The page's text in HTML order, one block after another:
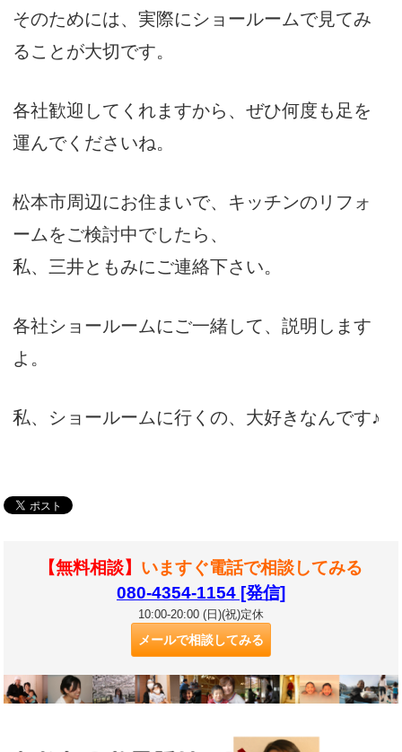
そのためには、実際にショールームで見てみ
ることが大切です。
各社歓迎してくれますから、ぜひ何度も足を
運んでくださいね。
松本市周辺にお住まいで、キッチンのリフォ
ームをご検討中でしたら、
私、三井ともみにご連絡下さい。
各社ショールームにご一緒して、説明します
よ。
私、ショールームに行くの、大好きなんです♪
【無料相談】 いますぐ電話で相談してみる
080-4354-1154 [発信]
10:00-20:00 (日)(祝)定休
メールで相談してみる